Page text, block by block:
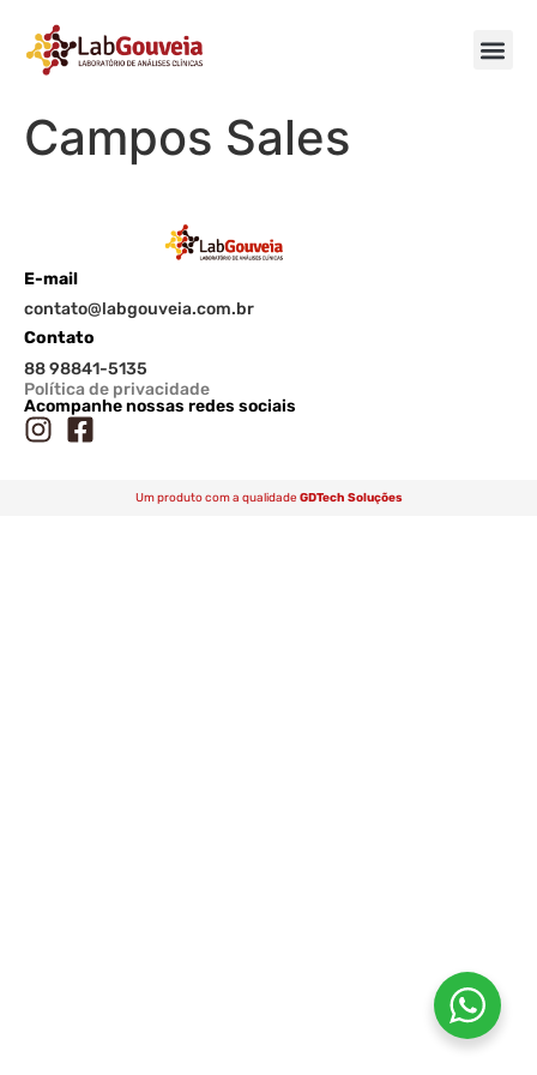
Campos Sales
E-mail
contato@labgouveia.com.br
Contato
88 98841-5135
Política de privacidade
Acompanhe nossas redes sociais
Um produto com a qualidade GDTech Soluções